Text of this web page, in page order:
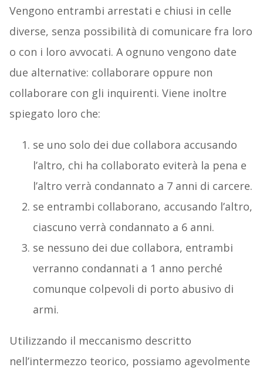
Vengono entrambi arrestati e chiusi in celle
diverse, senza possibilità di comunicare fra loro
o con i loro avvocati. A ognuno vengono date
due alternative: collaborare oppure non
collaborare con gli inquirenti. Viene inoltre
spiegato loro che:
se uno solo dei due collabora accusando
l’altro, chi ha collaborato eviterà la pena e
l’altro verrà condannato a 7 anni di carcere.
se entrambi collaborano, accusando l’altro,
ciascuno verrà condannato a 6 anni.
se nessuno dei due collabora, entrambi
verranno condannati a 1 anno perché
comunque colpevoli di porto abusivo di
armi.
Utilizzando il meccanismo descritto
nell’intermezzo teorico, possiamo agevolmente